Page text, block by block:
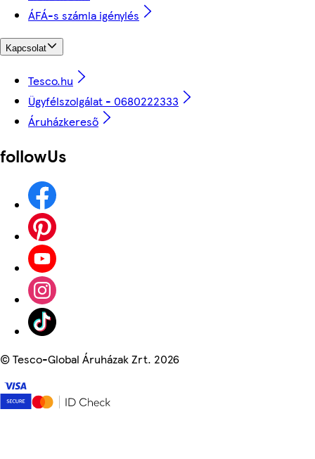
ÁFÁ-s számla igénylés
Kapcsolat
Tesco.hu
Ügyfélszolgálat - 0680222333
Áruházkereső
followUs
©Tesco-Global Áruházak Zrt. 2026